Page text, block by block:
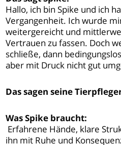
Hallo, ich bin Spike und ich
Vergangenheit. Ich wurde
weitergereicht und
Vertrauen zu fassen. Doch
schließe, dann
aber mit Druck nicht gut
Das sagen seine
Was Spike braucht:
Erfahrene Hände, klare
ihn mit Ruhe und